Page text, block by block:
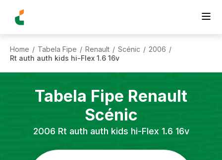
Home / Tabela Fipe / Renault / Scénic / 2006 /
Rt auth auth kids hi-Flex 1.6 16v
Tabela Fipe Renault
Scénic
2006 Rt auth auth kids hi-Flex 1.6 16v